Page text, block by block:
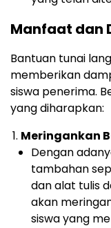
Manfaat dan
Bantuan tunai
memberikan
siswa penerima.
yang diharapkan:
Meringankan
Dengan
tambahan
dan alat tulis
akan
siswa yang